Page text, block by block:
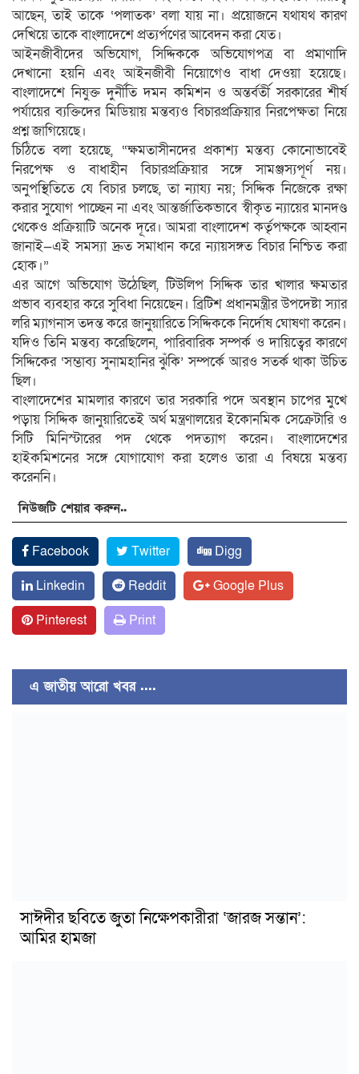
আছেন, তাই তাকে ‘পলাতক’ বলা যায় না। প্রয়োজনে যথাযথ কারণ
দেখিয়ে তাকে বাংলাদেশে প্রত্যর্পণের আবেদন করা যেত।
আইনজীবীদের অভিযোগ, সিদ্দিককে অভিযোগপত্র বা প্রমাণাদি
দেখানো হয়নি এবং আইনজীবী নিয়োগেও বাধা দেওয়া হয়েছে।
বাংলাদেশে নিযুক্ত দুর্নীতি দমন কমিশন ও অন্তর্বর্তী সরকারের শীর্ষ
পর্যায়ের ব্যক্তিদের মিডিয়ায় মন্তব্যও বিচারপ্রক্রিয়ার নিরপেক্ষতা নিয়ে
প্রশ্ন জাগিয়েছে।
চিঠিতে বলা হয়েছে, “ক্ষমতাসীনদের প্রকাশ্য মন্তব্য কোনোভাবেই
নিরপেক্ষ ও বাধাহীন বিচারপ্রক্রিয়ার সঙ্গে সামঞ্জস্যপূর্ণ নয়।
অনুপস্থিতিতে যে বিচার চলছে, তা ন্যায্য নয়; সিদ্দিক নিজেকে রক্ষা
করার সুযোগ পাচ্ছেন না এবং আন্তর্জাতিকভাবে স্বীকৃত ন্যায়ের মানদণ্ড
থেকেও প্রক্রিয়াটি অনেক দূরে। আমরা বাংলাদেশ কর্তৃপক্ষকে আহ্বান
জানাই—এই সমস্যা দ্রুত সমাধান করে ন্যায়সঙ্গত বিচার নিশ্চিত করা
হোক।”
এর আগে অভিযোগ উঠেছিল, টিউলিপ সিদ্দিক তার খালার ক্ষমতার
প্রভাব ব্যবহার করে সুবিধা নিয়েছেন। ব্রিটিশ প্রধানমন্ত্রীর উপদেষ্টা স্যার
লরি ম্যাগনাস তদন্ত করে জানুয়ারিতে সিদ্দিককে নির্দোষ ঘোষণা করেন।
যদিও তিনি মন্তব্য করেছিলেন, পারিবারিক সম্পর্ক ও দায়িত্বের কারণে
সিদ্দিকের ‘সম্ভাব্য সুনামহানির ঝুঁকি’ সম্পর্কে আরও সতর্ক থাকা উচিত
ছিল।
বাংলাদেশের মামলার কারণে তার সরকারি পদে অবস্থান চাপের মুখে
পড়ায় সিদ্দিক জানুয়ারিতেই অর্থ মন্ত্রণালয়ের ইকোনমিক সেক্রেটারি ও
সিটি মিনিস্টারের পদ থেকে পদত্যাগ করেন। বাংলাদেশের
হাইকমিশনের সঙ্গে যোগাযোগ করা হলেও তারা এ বিষয়ে মন্তব্য
করেননি।
নিউজটি শেয়ার করুন..
Facebook Twitter
Digg
Linkedin
Reddit
Google Plus
Pinterest
Print
এ জাতীয় আরো খবর ....
সাঈদীর ছবিতে জুতা নিক্ষেপকারীরা ‘জারজ সন্তান’:
আমির হামজা